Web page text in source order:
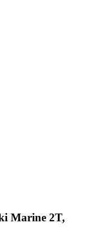
Marine 2T,